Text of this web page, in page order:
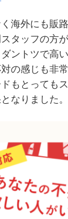
海外にも販
タッフの方
ントツで高
の感じも非
もとっても
なりました。